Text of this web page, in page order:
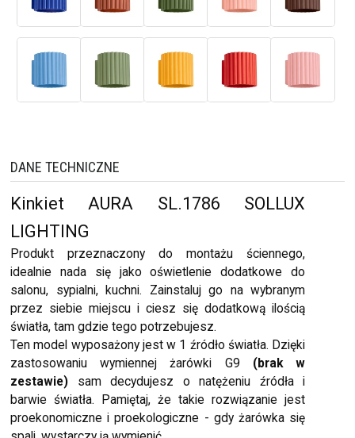
DANE TECHNICZNE
Kinkiet AURA SL.1786 SOLLUX
LIGHTING
Produkt przeznaczony do montażu ściennego,
idealnie nada się jako oświetlenie dodatkowe do
salonu, sypialni, kuchni. Zainstaluj go na wybranym
przez siebie miejscu i ciesz się dodatkową ilością
światła, tam gdzie tego potrzebujesz.
Ten model wyposażony jest w 1 źródło światła. Dzięki
zastosowaniu wymiennej żarówki G9 (brak w
zestawie) sam decydujesz o natężeniu źródła i
barwie światła. Pamiętaj, że takie rozwiązanie jest
proekonomiczne i proekologiczne - gdy żarówka się